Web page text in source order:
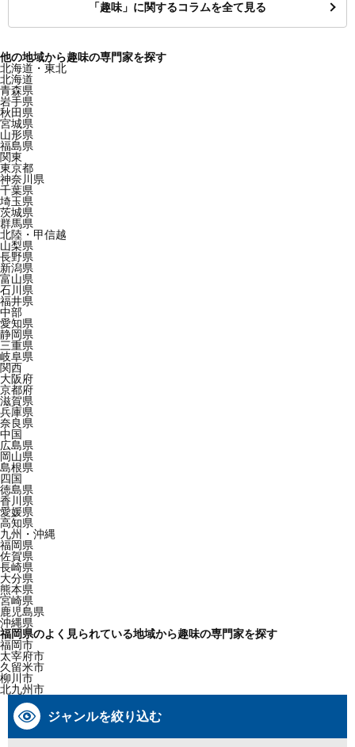
「趣味」に関するコラムを全て見る
他の地域から趣味の専門家を探す
北海道・東北
北海道
青森県
岩手県
秋田県
宮城県
山形県
福島県
関東
東京都
神奈川県
千葉県
埼玉県
茨城県
群馬県
北陸・甲信越
山梨県
長野県
新潟県
富山県
石川県
福井県
中部
愛知県
静岡県
三重県
岐阜県
関西
大阪府
京都府
滋賀県
兵庫県
奈良県
中国
広島県
岡山県
島根県
四国
徳島県
香川県
愛媛県
高知県
九州・沖縄
福岡県
佐賀県
長崎県
大分県
熊本県
宮崎県
鹿児島県
沖縄県
福岡県のよく見られている地域から趣味の専門家を探す
福岡市
太宰府市
久留米市
柳川市
北九州市
ジャンルを絞り込む